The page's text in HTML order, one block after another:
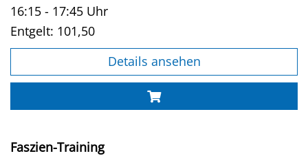
16:15 - 17:45 Uhr
Entgelt: 101,50
Details ansehen
Faszien-Training